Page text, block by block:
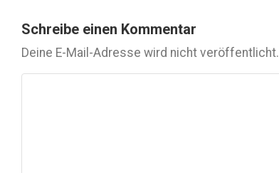
Schreibe einen Kommentar
Deine E-Mail-Adresse wird nicht veröffentlicht.